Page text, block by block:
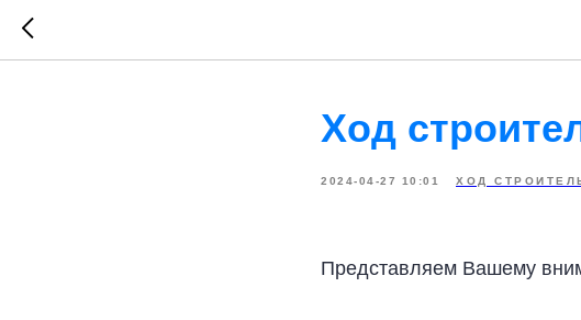
Ход
2024-04-27 10:01 ХОД
Представляем Вашему